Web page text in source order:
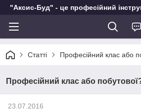
"Аксис-Буд" - це професійний
Статті Професійний клас або
Професійний клас або
23.07.2016